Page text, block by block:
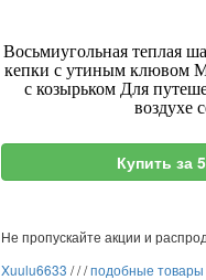
Восьмиугольная теплая
кепки с утиным клювом
с козырьком Для
воздухе
Купить за
Не пропускайте акции и
Xuulu6633 ///подобные товары